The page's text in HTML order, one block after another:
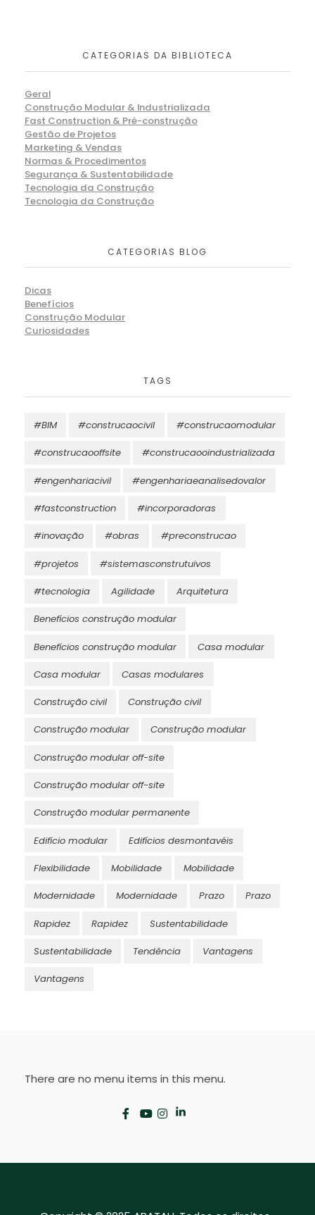
CATEGORIAS DA BIBLIOTECA
Geral
Construção Modular & Industrializada
Fast Construction & Pré-construção
Gestão de Projetos
Marketing & Vendas
Normas & Procedimentos
Segurança & Sustentabilidade
Tecnologia da Construção
Tecnologia da Construção
CATEGORIAS BLOG
Dicas
Benefícios
Construção Modular
Curiosidades
TAGS
#BIM #construcaocivil #construcaomodular
#construcaooffsite #construcaooindustrializada
#engenhariacivil #engenhariaeanalisedovalor
#fastconstruction #incorporadoras
#inovação #obras #preconstrucao
#projetos #sistemasconstrutuivos
#tecnologia Agilidade Arquitetura
Benefícios construção modular
Benefícios construção modular Casa modular
Casa modular Casas modulares
Construção civil Construção civil
Construção modular Construção modular
Construção modular off-site
Construção modular off-site
Construção modular permanente
Edifício modular Edifícios desmontavéis
Flexibilidade Mobilidade Mobilidade
Modernidade Modernidade Prazo Prazo
Rapidez Rapidez Sustentabilidade
Sustentabilidade Tendência Vantagens
Vantagens
There are no menu items in this menu.